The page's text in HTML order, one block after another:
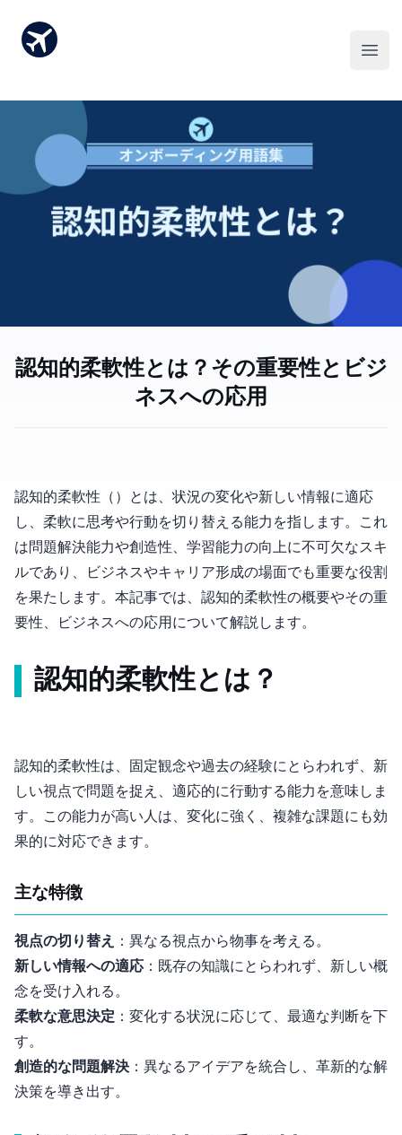
認知的柔軟性とは？その重要性とビジ
ネスへの応用
認知的柔軟性（Cognitive Flexibility）とは、状況の変化や新しい情報に適応
し、柔軟に思考や行動を切り替える能力を指します。これ
は問題解決能力や創造性、学習能力の向上に不可欠なスキ
ルであり、ビジネスやキャリア形成の場面でも重要な役割
を果たします。本記事では、認知的柔軟性の概要やその重
要性、ビジネスへの応用について解説します。
認知的柔軟性とは？
認知的柔軟性は、固定観念や過去の経験にとらわれず、新
しい視点で問題を捉え、適応的に行動する能力を意味しま
す。この能力が高い人は、変化に強く、複雑な課題にも効
果的に対応できます。
主な特徴
視点の切り替え
：異なる視点から物事を考える。
新しい情報への適応 ：既存の知識にとらわれず、新しい概
念を受け入れる。
柔軟な意思決定 ：変化する状況に応じて、最適な判断を下
す。
創造的な問題解決 ：異なるアイデアを統合し、革新的な解
決策を導き出す。